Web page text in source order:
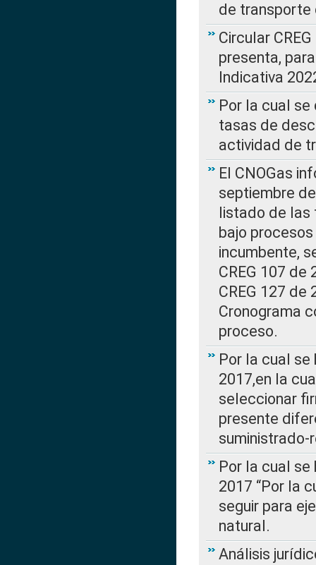
de transporte
Circular
presenta,
Indicativa
Por la cual
tasas de
actividad de
El CNOGas
septiembre
listado de las
bajo
incumbente,
CREG 107
CREG 127 de
Cronograma
proceso.
Por la cual se
2017,en la
seleccionar
presente
Por la cual se
2017 “Por la
seguir para
natural.
Análisis